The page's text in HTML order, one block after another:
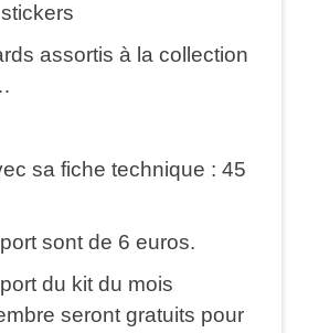
assortis à la collection
sa fiche technique : 45
sont de 6 euros.
du kit du mois
seront gratuits pour